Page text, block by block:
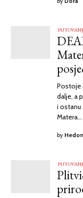
Postoje
dalje, a
i ostanu
Matera…
by